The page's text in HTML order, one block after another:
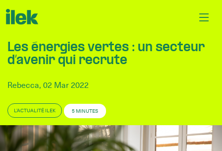
Les énergies vertes : un secteur
d’avenir qui recrute
Rebecca, 02 Mar 2022
L’ACTUALITÉ ILEK 5 MINUTES